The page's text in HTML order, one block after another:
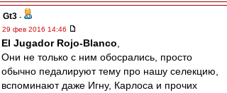
Gt3 -
29 фев 2016 14:46
El Jugador Rojo-Blanco
Они не только с ним обосрались, просто
обычно педалируют тему про нашу селекцию,
вспоминают даже Игну, Карлоса и прочих